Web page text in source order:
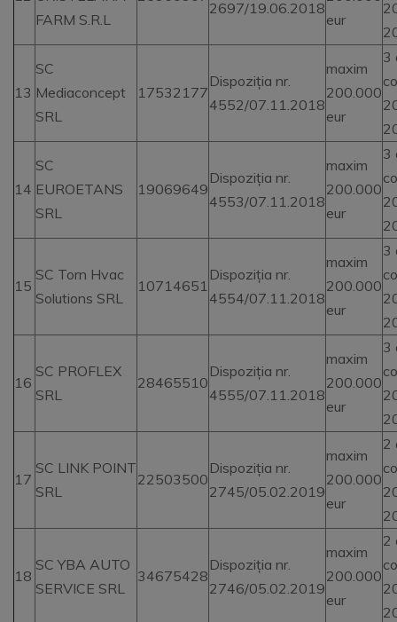
FARM S.R.L
2697/19.06.2018
eur
13
SC
Mediaconcept
SRL
17532177
Dispoziția nr.
4552/07.11.2018
maxim
200.000
eur
3
14
SC
EUROETANS
SRL
19069649
Dispoziția nr.
4553/07.11.2018
maxim
200.000
eur
3
15
SC Torn Hvac
Solutions SRL
10714651
Dispoziția nr.
4554/07.11.2018
maxim
200.000
eur
3
16
SC PROFLEX
SRL
28465510
Dispoziția nr.
4555/07.11.2018
maxim
200.000
eur
3
17
SC LINK POINT
SRL
22503500
Dispoziția nr.
2745/05.02.2019
maxim
200.000
eur
2
18
SC YBA AUTO
SERVICE SRL
34675428
Dispoziția nr.
2746/05.02.2019
maxim
200.000
eur
2